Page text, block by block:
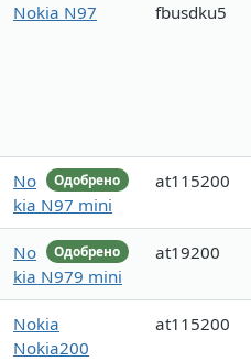
Nokia N97 fbusdku5
Одобрено
No
kia N97 mini
at115200
Одобрено
No
kia N979 mini
at19200
Nokia
Nokia200
at115200